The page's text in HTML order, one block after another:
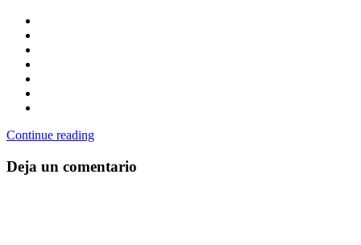
Continue reading
Deja un comentario